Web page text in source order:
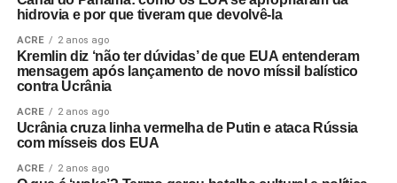
hidrovia e por que tiveram que devolvê-la
ACRE 2 anos ago
Kremlin diz ‘não ter dúvidas’ de que EUA entenderam
mensagem após lançamento de novo míssil balístico
contra Ucrânia
ACRE 2 anos ago
Ucrânia cruza linha vermelha de Putin e ataca Rússia
com mísseis dos EUA
ACRE 2 anos ago